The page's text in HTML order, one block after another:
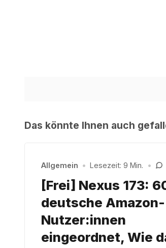
Das könnte Ihnen auch
Allgemein • Lesezeit: 9 Min. •
[Frei] Nexus 173:
deutsche Amazon-
Nutzer:innen
eingeordnet, Wie